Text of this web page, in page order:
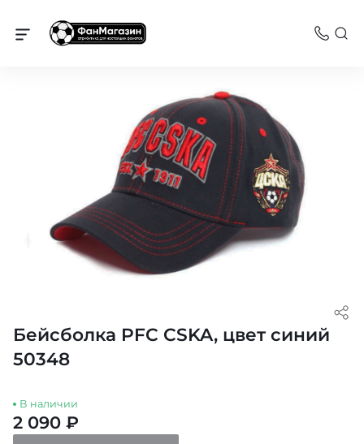
Бейсболки ПФК ЦСКА
Бейсболка PFC CSKA, цвет синий
50348
В наличии
2 090 ₽